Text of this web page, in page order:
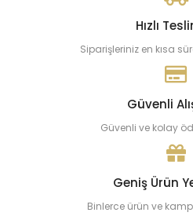
Hızlı
Siparişleriniz en kısa
Güvenli
Güvenli ve kolay
Geniş Ürün
Binlerce ürün ve